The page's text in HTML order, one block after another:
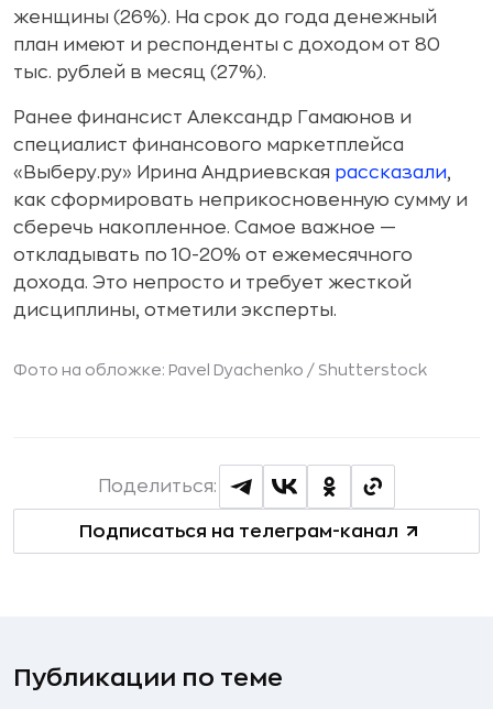
женщины (26%). На срок до года денежный
план имеют и респонденты с доходом от 80
тыс. рублей в месяц (27%).
Ранее финансист Александр Гамаюнов и
специалист финансового маркетплейса
«Выберу.ру» Ирина Андриевская рассказали,
как сформировать неприкосновенную сумму и
сберечь накопленное. Самое важное —
откладывать по 10-20% от ежемесячного
дохода. Это непросто и требует жесткой
дисциплины, отметили эксперты.
Фото на обложке: Pavel Dyachenko / Shutterstock
Подписаться на телеграм-канал
Поделиться:
Публикации по теме